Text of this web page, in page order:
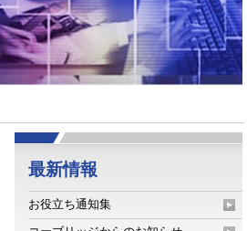
最新情報
お役立ち通知集